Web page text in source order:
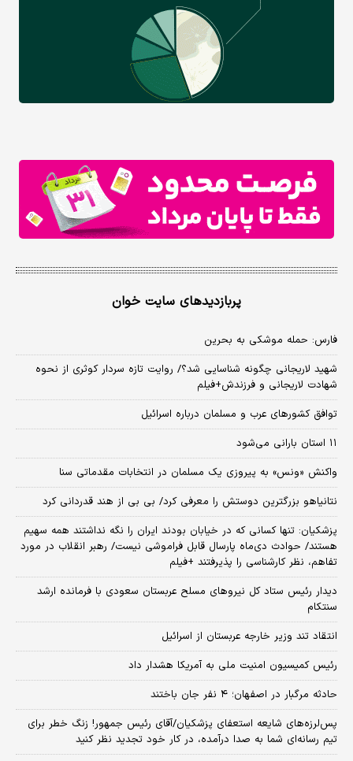
پربازدیدهای سایت خوان
فارس: حمله موشکی به بحرین
شهید لاریجانی چگونه شناسایی شد؟/ روایت تازه سردار کوثری از نحوه
شهادت لاریجانی و فرزندش+فیلم
توافق کشورهای عرب و مسلمان درباره اسرائیل
۱۱ استان بارانی می‌شود
واکنش «ونس» به پیروزی یک مسلمان در انتخابات مقدماتی سنا
نتانیاهو بزرگترین دوستش را معرفی کرد/ بی بی از هند قدردانی کرد
پزشکیان: تنها کسانی که در خیابان بودند ایران را نگه نداشتند همه سهیم
هستند/ حوادث دی‌ماه پارسال قابل فراموشی نیست/ رهبر انقلاب در مورد
تفاهم، نظر کارشناسی را پذیرفتند +فیلم
دیدار رئیس ستاد کل نیروهای مسلح عربستان سعودی با فرمانده ارشد
سنتکام
انتقاد تند وزیر خارجه عربستان از اسرائیل
رئیس کمیسیون امنیت ملی به آمریکا هشدار داد
حادثه مرگبار در اصفهان؛ ۴ نفر جان باختند
پس‌لرزه‌های شایعه استعفای پزشکیان/آقای رئیس جمهور! زنگ خطر برای
تیم رسانه‌ای شما به صدا درآمده، در کار خود تجدید نظر کنید